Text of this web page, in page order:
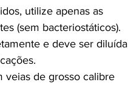
utilize apenas as
(sem bacteriostáticos).
e deve ser diluída
veias de grosso calibre